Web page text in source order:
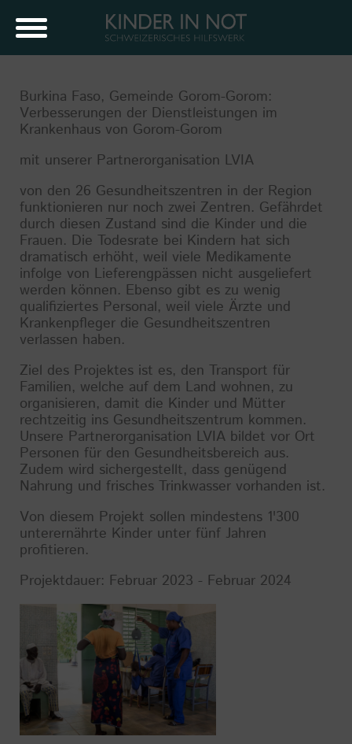
Burkina Faso, Gemeinde Gorom-Gorom:
Verbesserungen der Dienstleistungen im
Krankenhaus von Gorom-Gorom
mit unserer Partnerorganisation LVIA
von den 26 Gesundheitszentren in der Region
funktionieren nur noch zwei Zentren. Gefährdet
durch diesen Zustand sind die Kinder und die
Frauen. Die Todesrate bei Kindern hat sich
dramatisch erhöht, weil viele Medikamente
infolge von Lieferengpässen nicht ausgeliefert
werden können. Ebenso gibt es zu wenig
qualifiziertes Personal, weil viele Ärzte und
Krankenpfleger die Gesundheitszentren
verlassen haben.
Ziel des Projektes ist es, den Transport für
Familien, welche auf dem Land wohnen, zu
organisieren, damit die Kinder und Mütter
rechtzeitig ins Gesundheitszentrum kommen.
Unsere Partnerorganisation LVIA bildet vor Ort
Personen für den Gesundheitsbereich aus.
Zudem wird sichergestellt, dass genügend
Nahrung und frisches Trinkwasser vorhanden ist.
Von diesem Projekt sollen mindestens 1'300
unterernährte Kinder unter fünf Jahren
profitieren.
Projektdauer: Februar 2023 - Februar 2024